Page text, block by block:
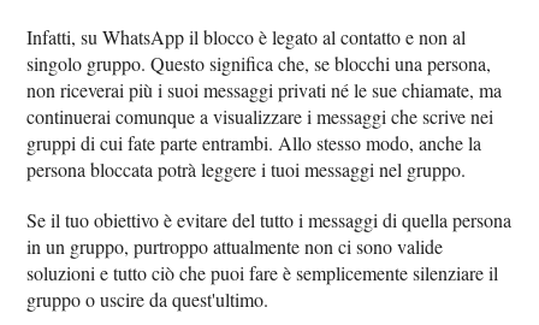
Infatti, su WhatsApp il blocco è legato al contatto e non al
singolo gruppo. Questo significa che, se blocchi una persona,
non riceverai più i suoi messaggi privati né le sue chiamate, ma
continuerai comunque a visualizzare i messaggi che scrive nei
gruppi di cui fate parte entrambi. Allo stesso modo, anche la
persona bloccata potrà leggere i tuoi messaggi nel gruppo.
Se il tuo obiettivo è evitare del tutto i messaggi di quella persona
in un gruppo, purtroppo attualmente non ci sono valide
soluzioni e tutto ciò che puoi fare è semplicemente silenziare il
gruppo o uscire da quest'ultimo.